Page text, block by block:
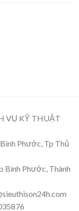
VỤ KỸ THUẬT
Phước, Tp Thủ
Bình Phước, Thành